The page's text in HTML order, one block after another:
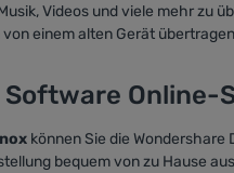
Videos und viele mehr zu
einem alten Gerät
Online-
können Sie die
bequem von zu Hause